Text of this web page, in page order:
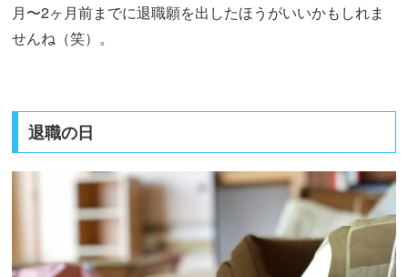
月〜2ヶ月前までに退職願を出したほうがいいかもしれま
せんね（笑）。
退職の日